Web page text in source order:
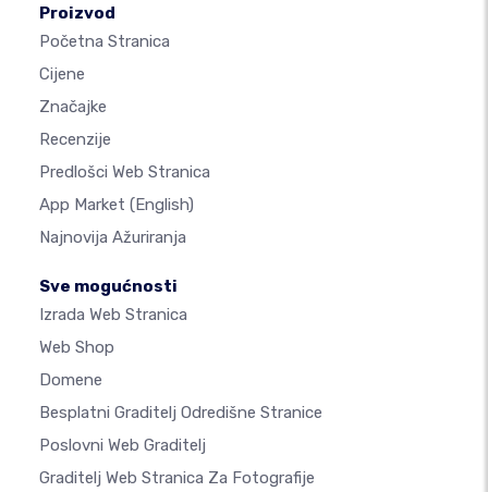
Proizvod
Početna Stranica
Cijene
Značajke
Recenzije
Predlošci Web Stranica
App Market (English)
Najnovija Ažuriranja
Sve mogućnosti
Izrada Web Stranica
Web Shop
Domene
Besplatni Graditelj Odredišne Stranice
Poslovni Web Graditelj
Graditelj Web Stranica Za Fotografije